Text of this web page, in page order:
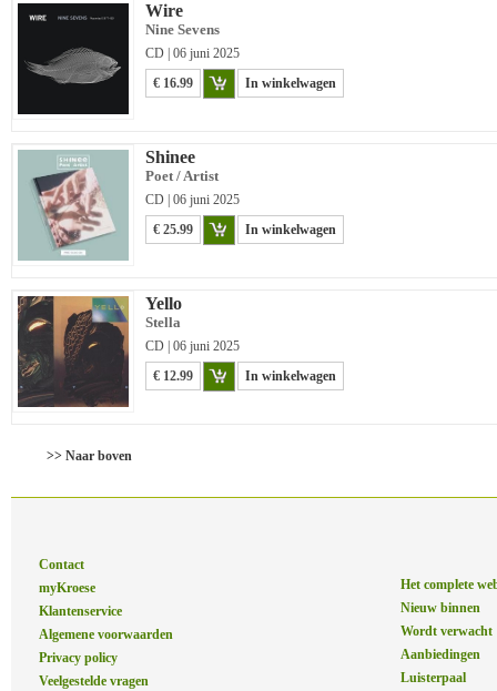
Wire
Nine Sevens
CD | 06 juni 2025
€ 16.99
In winkelwagen
Shinee
Poet / Artist
CD | 06 juni 2025
€ 25.99
In winkelwagen
Yello
Stella
CD | 06 juni 2025
€ 12.99
In winkelwagen
>> Naar boven
Contact
myKroese
Klantenservice
Algemene voorwaarden
Privacy policy
Veelgestelde vragen
Het complete
Nieuw binnen
Wordt verwacht
Aanbiedingen
Luisterpaal